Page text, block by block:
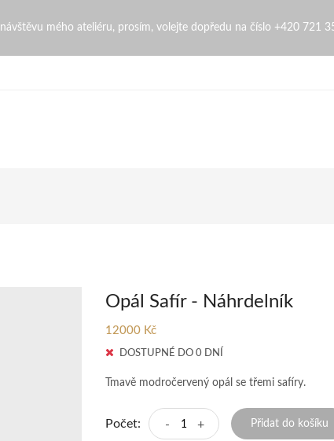
mého ateliéru, prosím, volejte dopředu na číslo +420 721
Opál Safír - Náhrdelník
12000 Kč
DOSTUPNÉ DO 0 DNÍ
Tmavě modročervený opál se třemi safíry.
Počet: - + Přidat do košíku